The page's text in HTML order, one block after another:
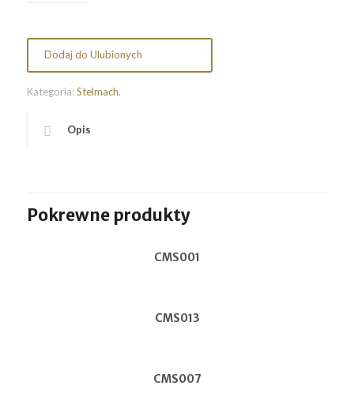
Dodaj do Ulubionych
Kategoria:Stelmach.
Opis
Pokrewne produkty
CMS001
CMS013
CMS007